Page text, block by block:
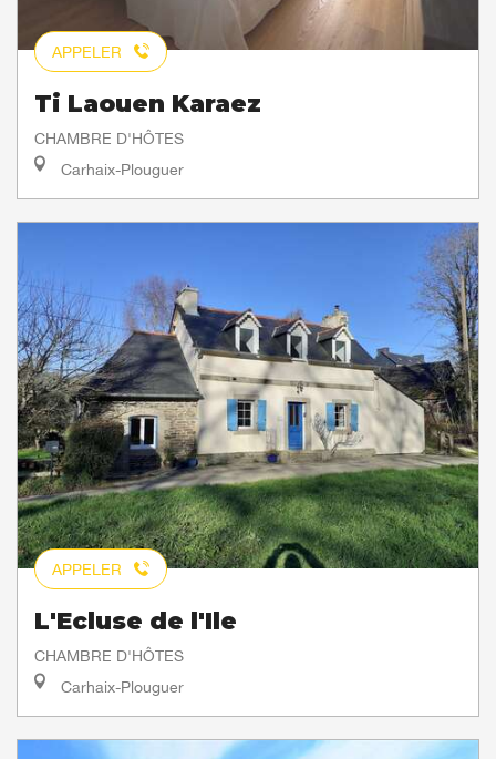
APPELER
Ti Laouen Karaez
CHAMBRE D'HÔTES
Carhaix-Plouguer
APPELER
L'Ecluse de l'Ile
CHAMBRE D'HÔTES
Carhaix-Plouguer